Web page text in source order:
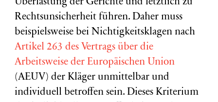
Überlastung der Gerichte und letztlich zu
Rechtsunsicherheit führen. Daher muss
beispielsweise bei Nichtigkeitsklagen nach
Artikel 263 des Vertrags über die
Arbeitsweise der Europäischen Union
(AEUV) der Kläger unmittelbar und
individuell betroffen sein. Dieses Kriterium